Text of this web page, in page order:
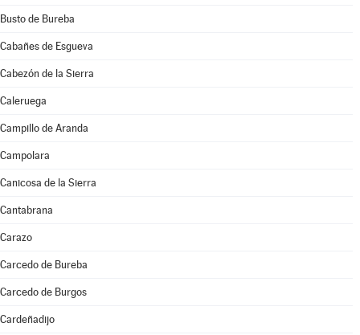
Busto de Bureba
Cabañes de Esgueva
Cabezón de la Sierra
Caleruega
Campillo de Aranda
Campolara
Canicosa de la Sierra
Cantabrana
Carazo
Carcedo de Bureba
Carcedo de Burgos
Cardeñadijo